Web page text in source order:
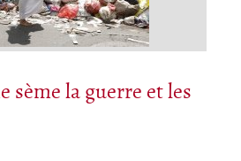
sème la guerre et les